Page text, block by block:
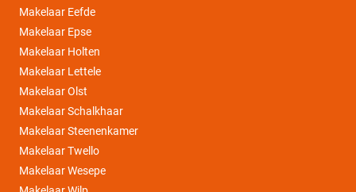
Makelaar Eefde
Makelaar Epse
Makelaar Holten
Makelaar Lettele
Makelaar Olst
Makelaar Schalkhaar
Makelaar Steenenkamer
Makelaar Twello
Makelaar Wesepe